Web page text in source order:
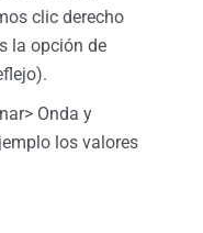
clic derecho
la opción de
Onda y
los valores